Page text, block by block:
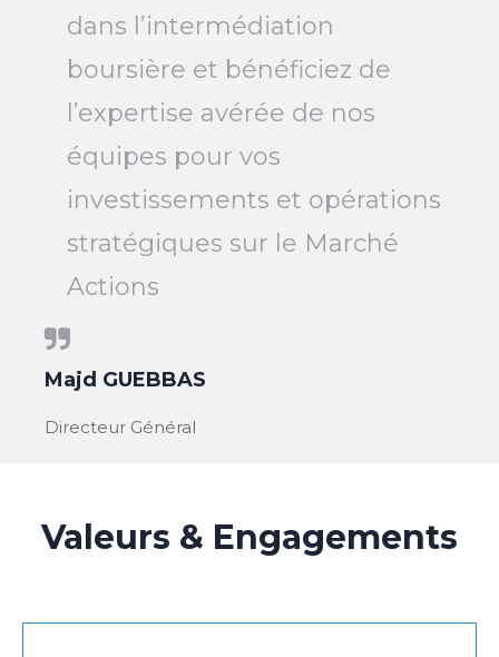
dans l’intermédiation
boursière et bénéficiez de
l’expertise avérée de nos
équipes pour vos
investissements et opérations
stratégiques sur le Marché
Actions
Majd GUEBBAS
Directeur Général
Valeurs & Engagements